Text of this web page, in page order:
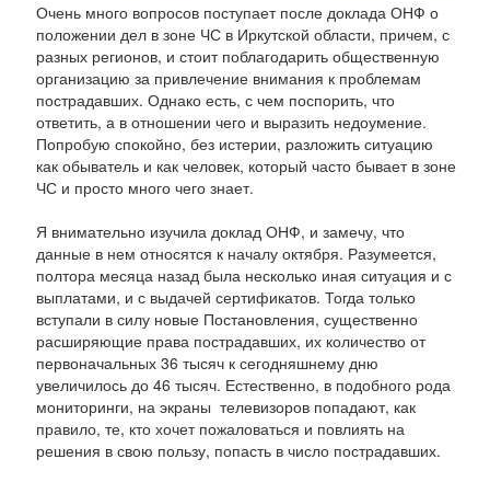
Очень много вопросов поступает после доклада ОНФ о
положении дел в зоне ЧС в Иркутской области, причем, с
разных регионов, и стоит поблагодарить общественную
организацию за привлечение внимания к проблемам
пострадавших. Однако есть, с чем поспорить, что
ответить, а в отношении чего и выразить недоумение.
Попробую спокойно, без истерии, разложить ситуацию
как обыватель и как человек, который часто бывает в зоне
ЧС и просто много чего знает.
Я внимательно изучила доклад ОНФ, и замечу, что
данные в нем относятся к началу октября. Разумеется,
полтора месяца назад была несколько иная ситуация и с
выплатами, и с выдачей сертификатов. Тогда только
вступали в силу новые Постановления, существенно
расширяющие права пострадавших, их количество от
первоначальных 36 тысяч к сегодняшнему дню
увеличилось до 46 тысяч. Естественно, в подобного рода
мониторинги, на экраны телевизоров попадают, как
правило, те, кто хочет пожаловаться и повлиять на
решения в свою пользу, попасть в число пострадавших.